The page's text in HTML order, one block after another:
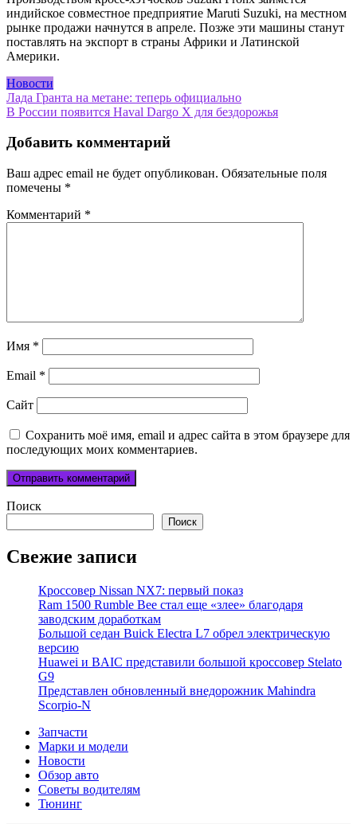
индийское совместное предприятие Maruti Suzuki, на местном
рынке продажи начнутся в апреле. Позже эти машины станут
поставлять на экспорт в страны Африки и Латинской
Америки.
Новости
Навигация
по
записям
Лада Гранта на метане: теперь официально
В России появится Haval Dargo X для бездорожья
Добавить комментарий
Ваш адрес email не будет опубликован. Обязательные поля
помечены *
Комментарий *
Имя *
Email *
Сайт
Сохранить моё имя, email и адрес сайта в этом браузере для
последующих моих комментариев.
Поиск
Поиск
Свежие записи
Кроссовер Nissan NX7: первый показ
Ram 1500 Rumble Bee стал еще «злее» благодаря
заводским доработкам
Большой седан Buick Electra L7 обрел электрическую
версию
Huawei и BAIC представили большой кроссовер Stelato
G9
Представлен обновленный внедорожник Mahindra
Scorpio-N
Запчасти
Марки и модели
Новости
Обзор авто
Советы водителям
Тюнинг